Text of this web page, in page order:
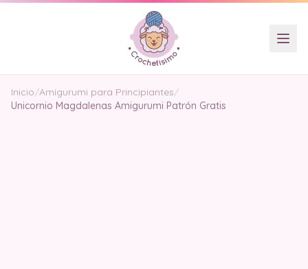
Inicio/Amigurumi para Principiantes/
Unicornio Magdalenas Amigurumi Patrón Gratis